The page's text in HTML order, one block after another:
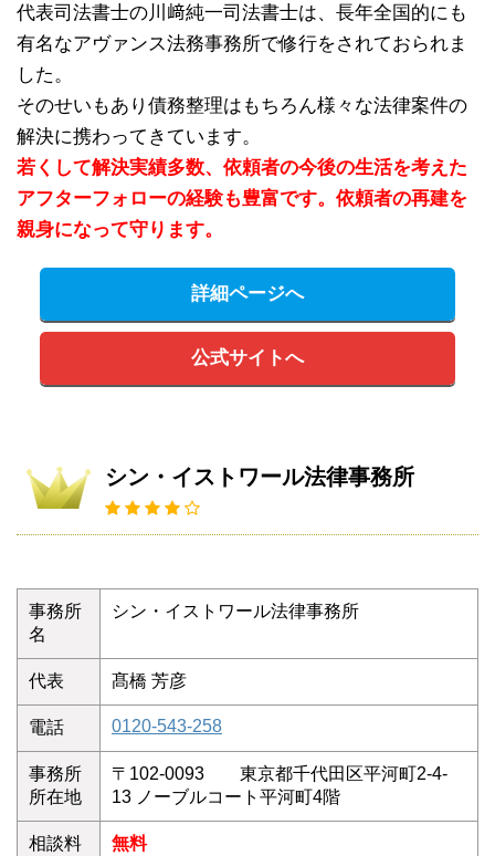
代表司法書士の川﨑純一司法書士は、長年全国的にも
有名なアヴァンス法務事務所で修行をされておられま
した。
そのせいもあり債務整理はもちろん様々な法律案件の
解決に携わってきています。
若くして解決実績多数、依頼者の今後の生活を考えた
アフターフォローの経験も豊富です。依頼者の再建を
親身になって守ります。
詳細ページへ
公式サイトへ
シン・イストワール法律事務所
事務所
名
シン・イストワール法律事務所
代表 髙橋 芳彦
電話 0120-543-258
事務所
所在地
〒102-0093 東京都千代田区平河町2-4-
13 ノーブルコート平河町4階
相談料 無料